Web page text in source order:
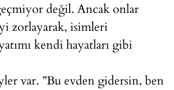
değil. Ancak onlar
zorlayarak, isimleri
kendi hayatları gibi
var. ”Bu evden gidersin, ben